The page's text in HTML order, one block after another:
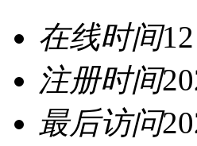
在线时间
注册时间
最后访问